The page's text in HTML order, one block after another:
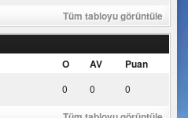
Tüm tabloyu görüntüle
O AV Puan
0 0 0